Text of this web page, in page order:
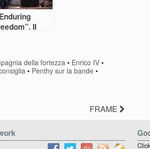
Il
della fortezza• Enrico IV •
• Penthy sur la bande •
FRAME